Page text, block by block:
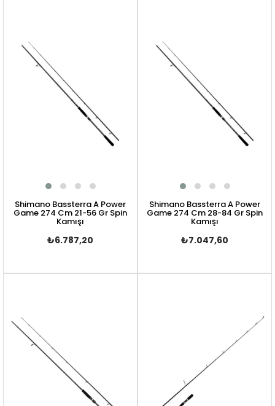
Shimano Bassterra A Power
Game 274 Cm 21-56 Gr Spin
Kamışı
₺6.787,20
Shimano Bassterra A Power
Game 274 Cm 28-84 Gr Spin
Kamışı
₺7.047,60